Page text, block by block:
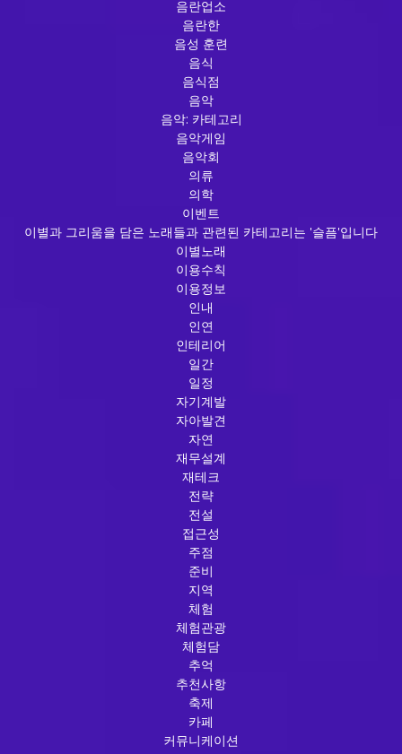
음란업소
음란한
음성 훈련
음식
음식점
음악
음악: 카테고리
음악게임
음악회
의류
의학
이벤트
이별과 그리움을 담은 노래들과 관련된 카테고리는 '슬픔'입니다
이별노래
이용수칙
이용정보
인내
인연
인테리어
일간
일정
자기계발
자아발견
자연
재무설계
재테크
전략
전설
접근성
주점
준비
지역
체험
체험관광
체험담
추억
추천사항
축제
카페
커뮤니케이션